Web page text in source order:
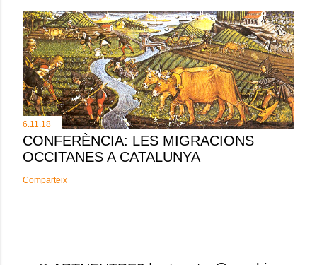
6.11.18
CONFERÈNCIA: LES MIGRACIONS
OCCITANES A CATALUNYA
Comparteix